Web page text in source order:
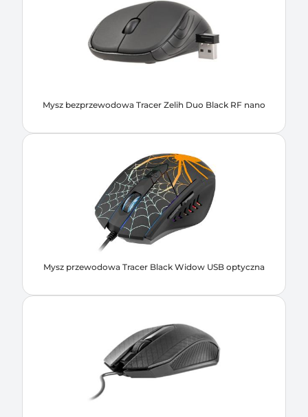
Mysz bezprzewodowa Tracer Zelih Duo Black RF nano
Mysz przewodowa Tracer Black Widow USB optyczna